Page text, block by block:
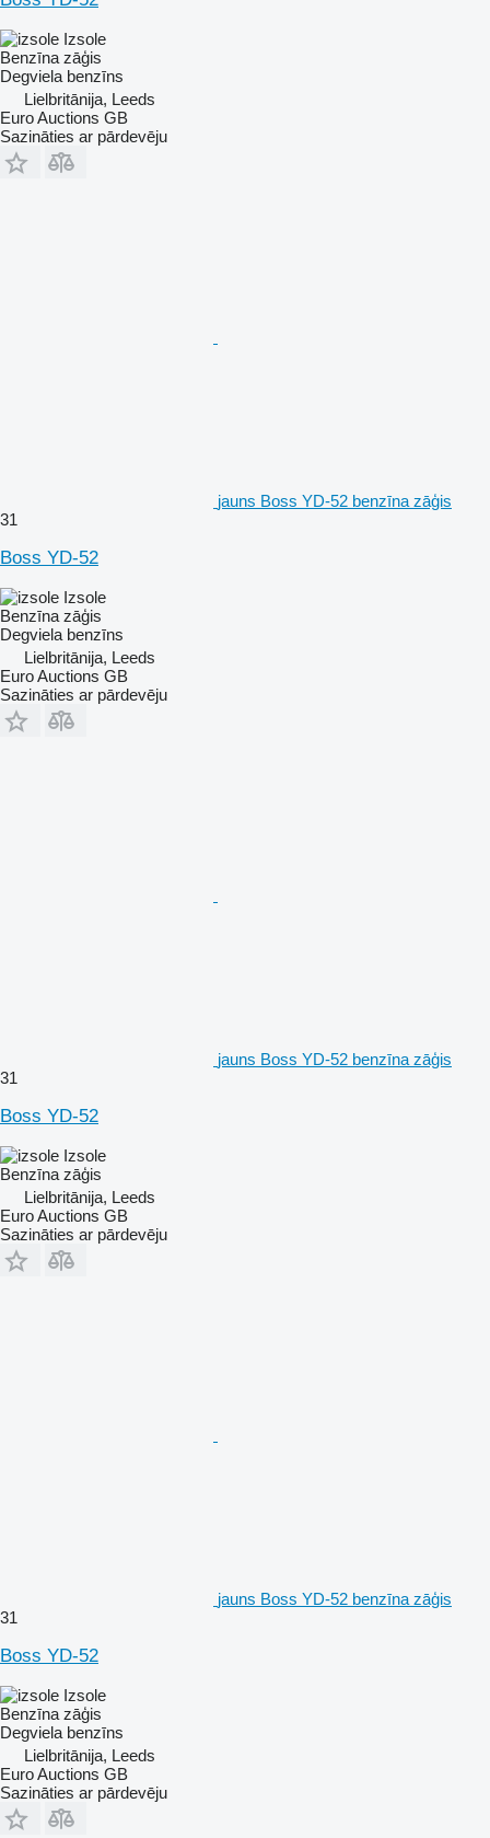
Izsole
Benzīna zāģis
Degviela benzīns
Lielbritānija, Leeds
Euro Auctions GB
Sazināties ar pārdevēju
jauns Boss YD-52 benzīna zāģis
31
Boss YD-52
Izsole
Benzīna zāģis
Degviela benzīns
Lielbritānija, Leeds
Euro Auctions GB
Sazināties ar pārdevēju
jauns Boss YD-52 benzīna zāģis
31
Boss YD-52
Izsole
Benzīna zāģis
Lielbritānija, Leeds
Euro Auctions GB
Sazināties ar pārdevēju
jauns Boss YD-52 benzīna zāģis
31
Boss YD-52
Izsole
Benzīna zāģis
Degviela benzīns
Lielbritānija, Leeds
Euro Auctions GB
Sazināties ar pārdevēju